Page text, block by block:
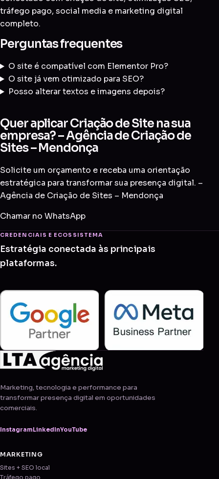
tráfego pago, social media e marketing digital
completo.
Perguntas frequentes
O site é compatível com Elementor Pro?
O site já vem otimizado para SEO?
Posso alterar textos e imagens depois?
Quer aplicar Criação de Site na sua
empresa? – Agência de Criação de
Sites – Mendonça
Solicite um orçamento e receba uma orientação
estratégica para transformar sua presença digital. –
Agência de Criação de Sites – Mendonça
Chamar no WhatsApp
CREDENCIAIS E ECOSSISTEMA
Estratégia conectada às principais
plataformas.
Marketing, tecnologia e performance para
transformar presença digital em oportunidades
comerciais.
Instagram LinkedInYouTube
MARKETING
Sites + SEO local